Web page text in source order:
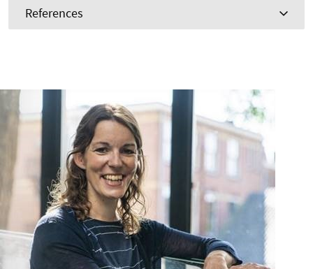
References